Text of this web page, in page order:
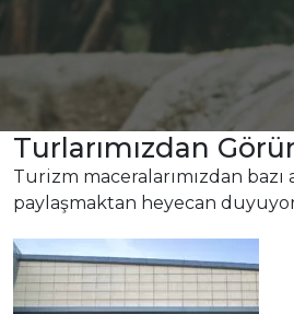
Turlarımızdan
Turizm maceralarımızdan bazı
paylaşmaktan heyecan